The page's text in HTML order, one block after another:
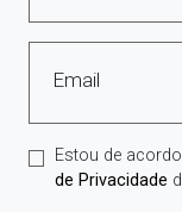
Email
Estou de
de Privacidade